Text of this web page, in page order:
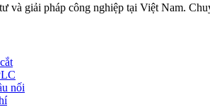
và giải pháp công nghiệp tại Việt Nam.
nối